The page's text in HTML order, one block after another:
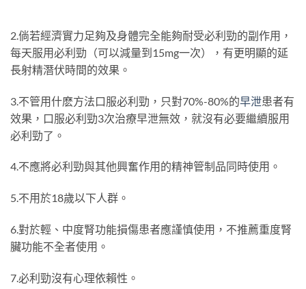
2.倘若經濟實力足夠及身體完全能夠耐受必利勁的副作用，
每天服用必利勁（可以減量到15mg一次），有更明顯的延
長射精潛伏時間的效果。
3.不管用什麽方法口服必利勁，只對70%-80%的早泄患者有
效果，口服必利勁3次治療早泄無效，就沒有必要繼續服用
必利勁了。
4.不應將必利勁與其他興奮作用的精神管制品同時使用。
5.不用於18歲以下人群。
6.對於輕、中度腎功能損傷患者應謹慎使用，不推薦重度腎
臟功能不全者使用。
7.必利勁沒有心理依賴性。